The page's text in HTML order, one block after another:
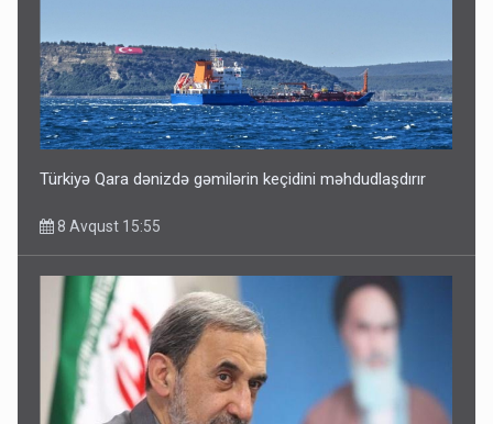
Türkiyə Qara dənizdə gəmilərin keçidini məhdudlaşdırır
8 Avqust 15:55